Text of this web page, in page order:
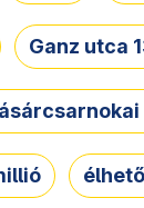
Ganz utca